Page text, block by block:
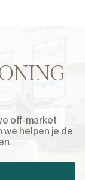
off-market
we helpen je de